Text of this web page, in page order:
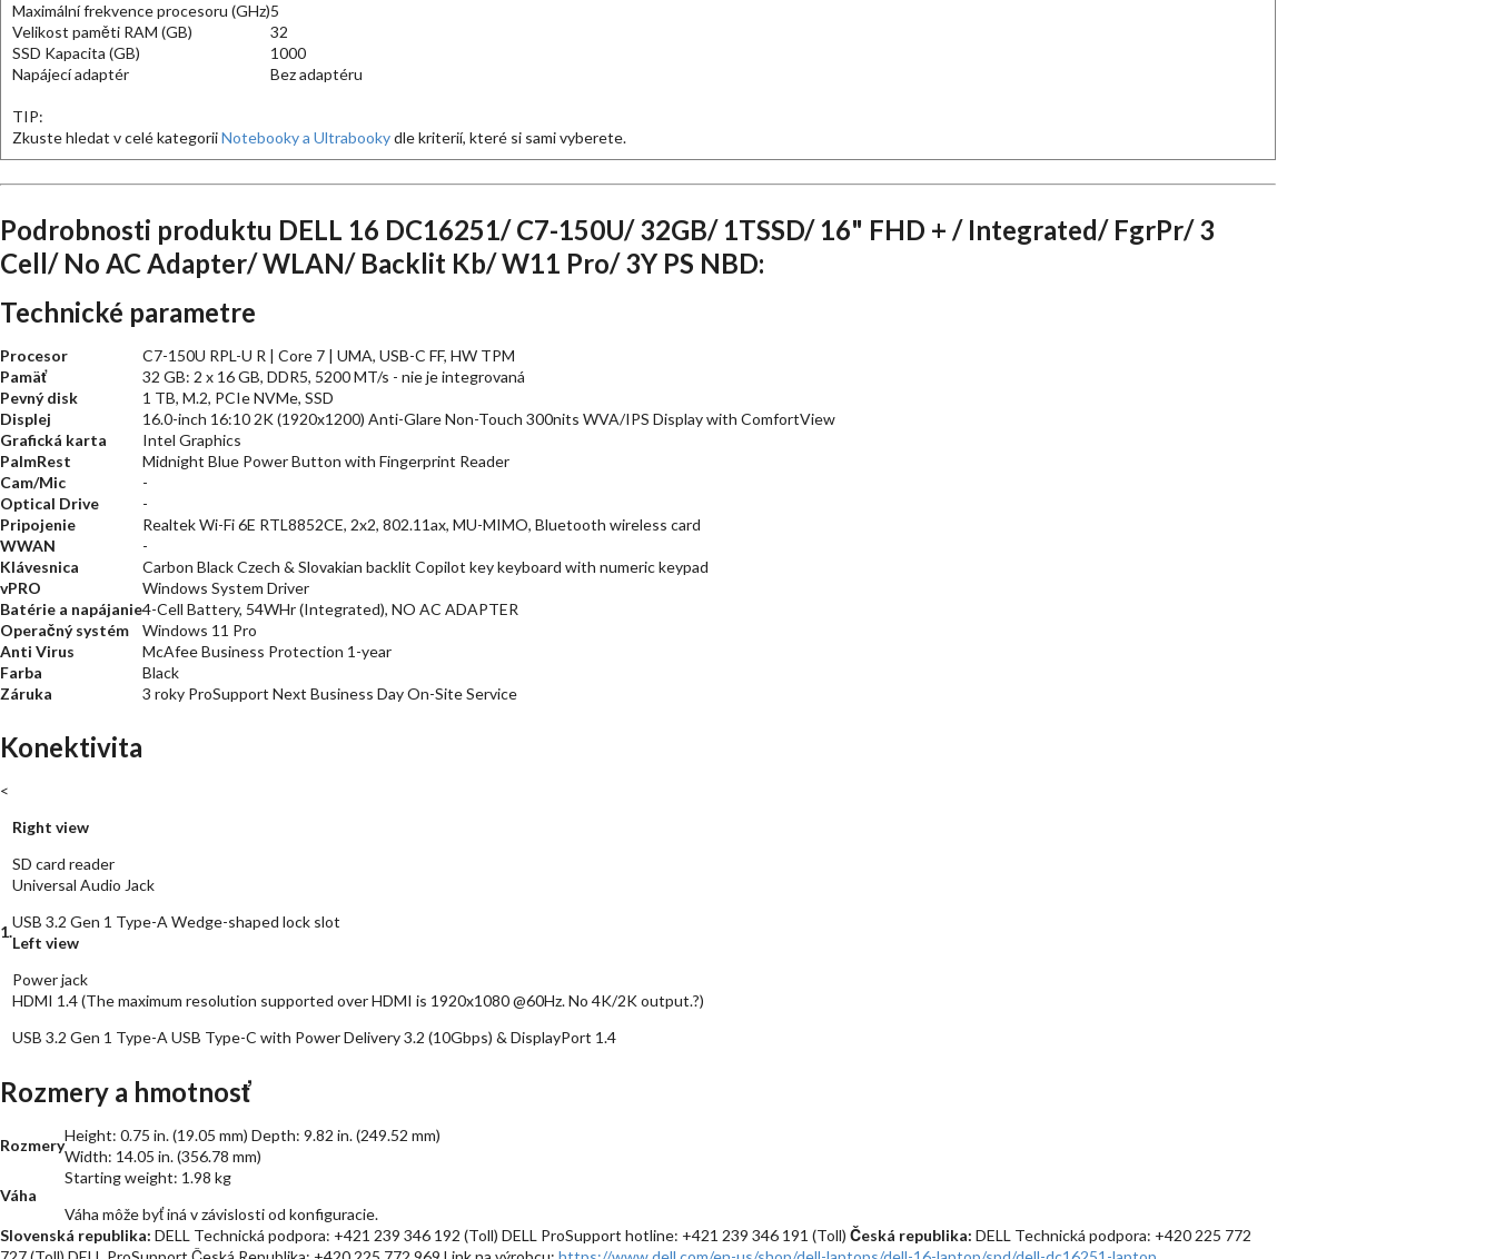
Maximální frekvence procesoru (GHz)5
Velikost paměti RAM (GB)
32
SSD Kapacita (GB)
1000
Napájecí adaptér
Bez adaptéru
TIP:
Zkuste hledat v celé kategoriiNotebooky a Ultrabookydle kriterií, které si sami vyberete.
Podrobnosti produktu DELL 16 DC16251/ C7-150U/ 32GB/ 1TSSD/ 16" FHD + / Integrated/ FgrPr/ 3
Cell/ No AC Adapter/ WLAN/ Backlit Kb/ W11 Pro/ 3Y PS NBD:
Technické parametre
Procesor
C7-150U RPL-U R | Core 7 | UMA, USB-C FF, HW TPM
Pamäť
32 GB: 2 x 16 GB, DDR5, 5200 MT/s - nie je integrovaná
Pevný disk
1 TB, M.2, PCIe NVMe, SSD
Displej
16.0-inch 16:10 2K (1920x1200) Anti-Glare Non-Touch 300nits WVA/IPS Display with ComfortView
Grafická karta
Intel Graphics
PalmRest
Midnight Blue Power Button with Fingerprint Reader
Cam/Mic
-
Optical Drive
-
Pripojenie
Realtek Wi-Fi 6E RTL8852CE, 2x2, 802.11ax, MU-MIMO, Bluetooth wireless card
WWAN
-
Klávesnica
Carbon Black Czech & Slovakian backlit Copilot key keyboard with numeric keypad
vPRO
Windows System Driver
Batérie a napájanie4-Cell Battery, 54WHr (Integrated), NO AC ADAPTER
Operačný systém
Windows 11 Pro
Anti Virus
McAfee Business Protection 1-year
Farba
Black
Záruka
3 roky ProSupport Next Business Day On-Site Service
Konektivita
<
1.
Right view
SD card reader
Universal Audio Jack
USB 3.2 Gen 1 Type-A Wedge-shaped lock slot
Left view
Power jack
HDMI 1.4 (The maximum resolution supported over HDMI is 1920x1080 @60Hz. No 4K/2K output.?)
USB 3.2 Gen 1 Type-A USB Type-C with Power Delivery 3.2 (10Gbps) & DisplayPort 1.4
Rozmery a hmotnosť
Rozmery
Height: 0.75 in. (19.05 mm) Depth: 9.82 in. (249.52 mm)
Width: 14.05 in. (356.78 mm)
Váha
Starting weight: 1.98 kg
Váha môže byť iná v závislosti od konfiguracie.
Slovenská republika: DELL Technická podpora: +421 239 346 192 (Toll) DELL ProSupport hotline: +421 239 346 191 (Toll) Česká republika: DELL Technická podpora: +420 225 772